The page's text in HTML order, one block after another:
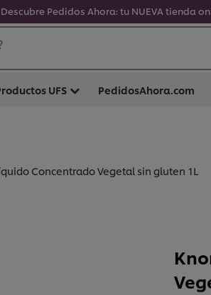
Descubre Pedidos Ahora: tu NUEVA tienda
UFS PedidosAhora.com
Concentrado Vegetal sin gluten 1L